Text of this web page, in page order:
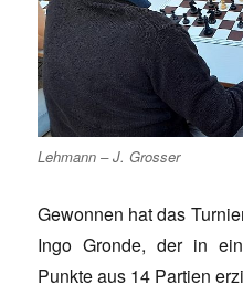
Lehmann – J. Grosser
Gewonnen hat das
Ingo Gronde, der in
Punkte aus 14 Partien